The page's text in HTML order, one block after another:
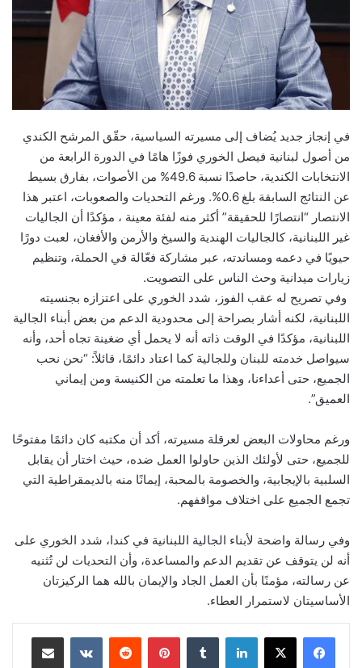
في إنجاز جديد يُضاف إلى مسيرته السياسية، حقّق المرشح الكندي
من أصول لبنانية فيصل الخوري فوزًا هامًا في الدورة الرابعة من
الانتخابات الكندية، حاصدًا نسبة 49.6% من الأصوات، بفارق بسيط
عن النتائج السابقة بلغ 0.6%. ورغم التحديات والصعوبات، اعتبر هذا
الانتصار “انتصارًا للحقيقة” أكثر منه لفئة معينة ، مؤكدًا أن الجاليات
غير اللبنانية، كالجاليات الهندية والسيخ والأرمن والأفغان، لعبت دورًا
حيويًا في دعمه ومساندته، عبر مشاركة فعّالة في الحملة، وتنظيم
زيارات ميدانية وحث الناس على التصويت.
وفي تصريح له عقب الفوز، شدد الخوري على اعتزازه بجنسيته
اللبنانية، لكنه أشار بصراحة إلى محدودية الدعم من بعض أبناء الجالية
اللبنانية، مؤكدًا في الوقت ذاته أنه لا يحمل أي ضغينة تجاه أحد، وأنه
سيواصل خدمته للبنان وللجالية كما اعتاد دائمًا، قائلاً: “نحن نحب
الجميع، حتى أعداءنا، وهذا ما تعلمته من الكنيسة ومن إيماني
العميق”.
ورغم محاولات البعض لعرقلة مسيرته، أكد أن مكتبه كان دائمًا مفتوحًا
للجميع، حتى لأولئك الذين حاولوا العمل ضده، حيث اختار أن يقابل
السلبية بالإيجابية، والخصومة بالمحبة، إيمانًا منه بالديمقراطية التي
تجمع الجميع على اختلاف مواقفهم.
وفي رسالة واضحة لأبناء الجالية اللبنانية في كندا، شدد الخوري على
أنه لن يتوقف عن تقديم الدعم والمساعدة، وأن التحديات لن تُثنيه
عن رسالته، مؤمنًا بأن العمل الجاد والإيمان بالله هما الركيزتان
الأساسيتان لاستمرار العطاء.
لينكدإن بينتيريست